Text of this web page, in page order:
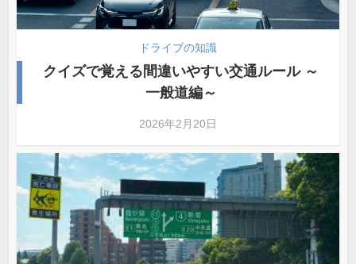
ドライブの知識
クイズで覚える間違いやすい交通ルール ～
一般道編～
2026年2月20日